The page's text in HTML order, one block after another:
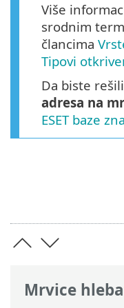
Mrvice hleba
Više
srodnim
člancima
Tipovi
Da biste
adresa na
ESET baze